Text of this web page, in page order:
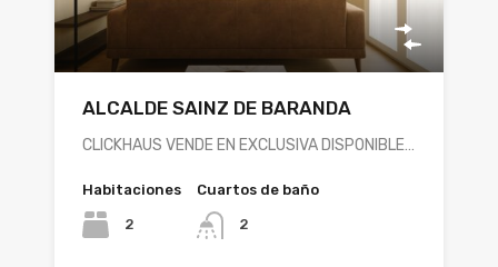
ALCALDE SAINZ DE BARANDA
CLICKHAUS VENDE EN EXCLUSIVA DISPONIBLE…
Habitaciones
2
Cuartos de baño
2